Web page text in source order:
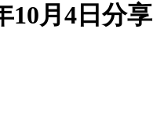
10月4日分享